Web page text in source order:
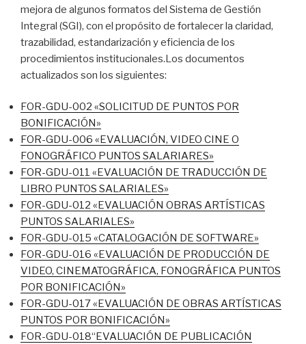
mejora de algunos formatos del Sistema de Gestión
Integral (SGI), con el propósito de fortalecer la claridad,
trazabilidad, estandarización y eficiencia de los
procedimientos institucionales.Los documentos
actualizados son los siguientes:
FOR-GDU-002 «SOLICITUD DE PUNTOS POR
BONIFICACIÓN»
FOR-GDU-006 «EVALUACIÓN, VIDEO CINE O
FONOGRÁFICO PUNTOS SALARIARES»
FOR-GDU-011 «EVALUACIÓN DE TRADUCCIÓN DE
LIBRO PUNTOS SALARIALES»
FOR-GDU-012 «EVALUACIÓN OBRAS ARTÍSTICAS
PUNTOS SALARIALES»
FOR-GDU-015 «CATALOGACIÓN DE SOFTWARE»
FOR-GDU-016 «EVALUACIÓN DE PRODUCCIÓN DE
VIDEO, CINEMATOGRÁFICA, FONOGRÁFICA PUNTOS
POR BONIFICACIÓN»
FOR-GDU-017 «EVALUACIÓN DE OBRAS ARTÍSTICAS
PUNTOS POR BONIFICACIÓN»
FOR-GDU-018“EVALUACIÓN DE PUBLICACIÓN